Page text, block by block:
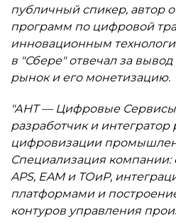
публичный спикер, автор
программ по цифровой
инновационным
в "Сбере" отвечал за
рынок и его монетизацию.
"АНТ — Цифровые
разработчик и
цифровизации
Специализация компании:
APS, EAM и ТОиР,
платформами и
контуров управления